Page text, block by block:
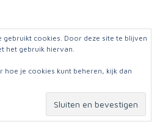
gebruikt cookies. Door deze site te blijven
het gebruik hiervan.
je cookies kunt beheren, kijk dan